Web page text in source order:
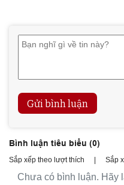
Gửi bình luận
Bình luận tiêu biểu (0)
Sắp xếp theo lượt thích Sắp
Chưa có bình luận. Hãy